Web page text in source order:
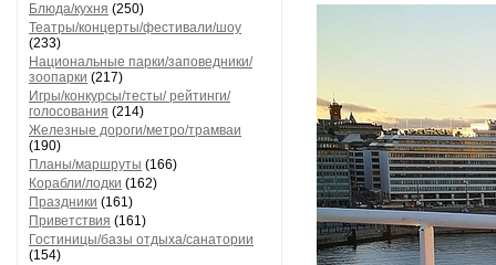
Блюда/кухня (250)
Театры/концерты/фестивали/шоу
(233)
Национальные парки/заповедники/
зоопарки (217)
Игры/конкурсы/тесты/ рейтинги/
голосования (214)
Железные дороги/метро/трамваи
(190)
Планы/маршруты (166)
Корабли/лодки (162)
Праздники (161)
Приветствия (161)
Гостиницы/базы отдыха/санатории
(154)